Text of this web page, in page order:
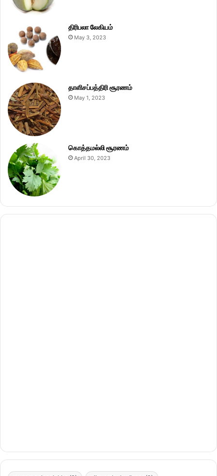
திரிபலா லேகியம்
May 3, 2023
தாளிசப்பத்திரி சூரணம்
May 1, 2023
கொத்தமல்லி சூரணம்
April 30, 2023